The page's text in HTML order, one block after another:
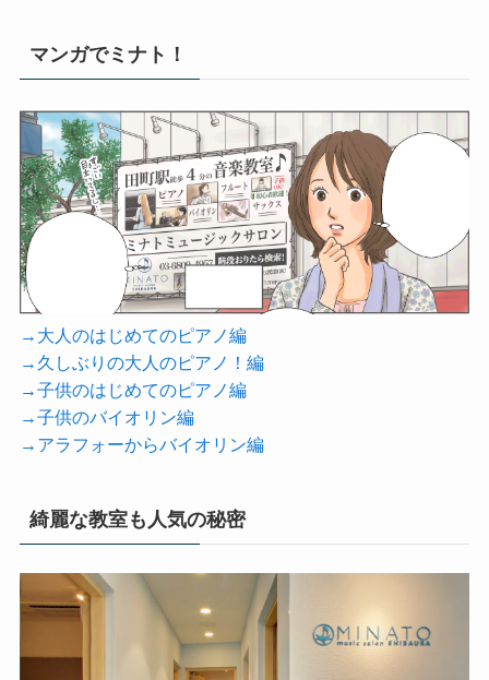
マンガでミナト！
→大人のはじめてのピアノ編
→久しぶりの大人のピアノ！編
→子供のはじめてのピアノ編
→子供のバイオリン編
→アラフォーからバイオリン編
綺麗な教室も人気の秘密